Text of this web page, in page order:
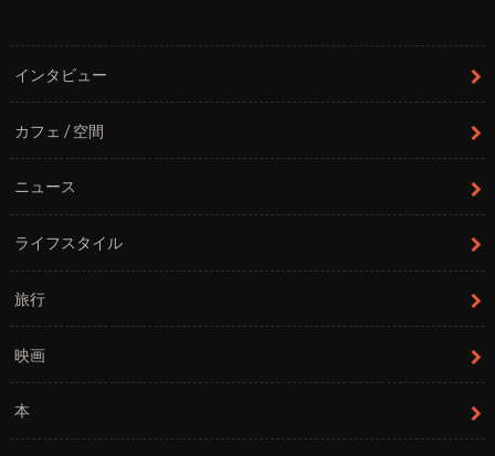
インタビュー
カフェ / 空間
ニュース
ライフスタイル
旅行
映画
本